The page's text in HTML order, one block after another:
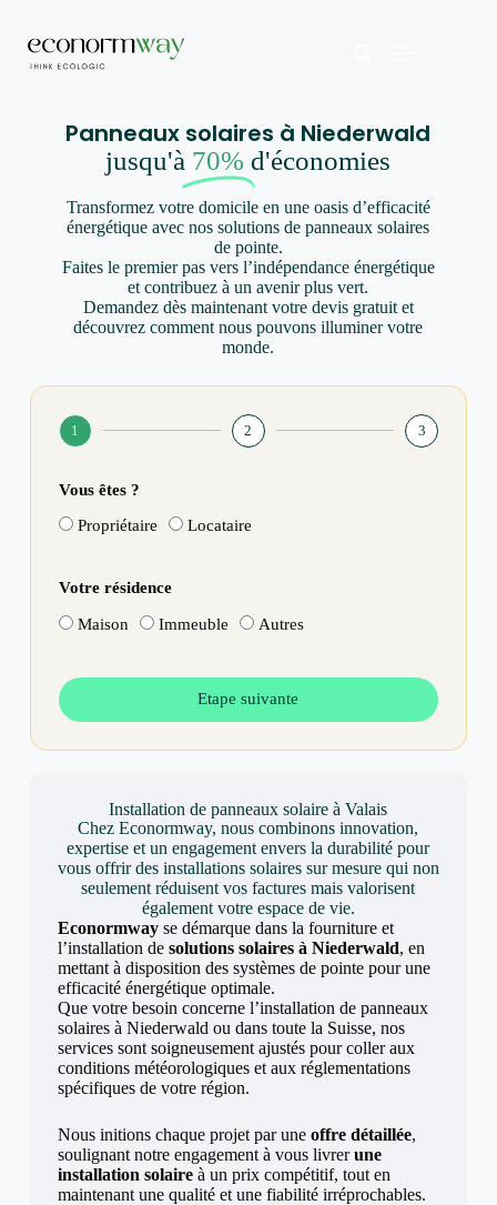
Panneaux solaires à Niederwald
jusqu'à 70% d'économies
Transformez votre domicile en une oasis d’efficacité
énergétique avec nos solutions de panneaux solaires
de pointe.
Faites le premier pas vers l’indépendance énergétique
et contribuez à un avenir plus vert.
Demandez dès maintenant votre devis gratuit et
découvrez comment nous pouvons illuminer votre
monde.
1 2 3
Vous êtes ?
Propriétaire Locataire
Votre résidence
Maison Immeuble Autres
Etape suivante
Installation de panneaux solaire à Valais
Chez Econormway, nous combinons innovation,
expertise et un engagement envers la durabilité pour
vous offrir des installations solaires sur mesure qui non
seulement réduisent vos factures mais valorisent
également votre espace de vie.
Econormwayse démarque dans la fourniture et
l’installation de solutions solaires à Niederwald, en
mettant à disposition des systèmes de pointe pour une
efficacité énergétique optimale.
Que votre besoin concerne l’installation de panneaux
solaires à Niederwald ou dans toute la Suisse, nos
services sont soigneusement ajustés pour coller aux
conditions météorologiques et aux réglementations
spécifiques de votre région.
Nous initions chaque projet par une offre détaillée,
soulignant notre engagement à vous livrerune
installation solaireà un prix compétitif, tout en
maintenant une qualité et une fiabilité irréprochables.